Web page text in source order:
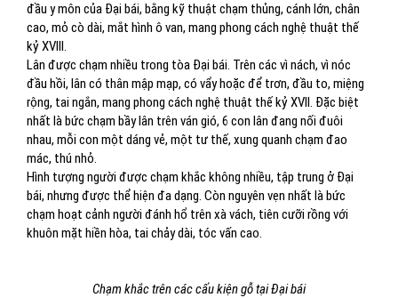
đầu y môn của Đại bái, bằng kỹ thuật chạm thủng, cánh lớn, chân
cao, mỏ cò dài, mắt hình ô van, mang phong cách nghệ thuật thế
kỷ XVIII.
Lân được chạm nhiều trong tòa Đại bái. Trên các vì nách, vì nóc
đầu hồi, lân có thân mập mạp, có vẩy hoặc để trơn, đầu to, miệng
rộng, tai ngắn, mang phong cách nghệ thuật thế kỷ XVII. Đặc biệt
nhất là bức chạm bầy lân trên ván gió, 6 con lân đang nối đuôi
nhau, mỗi con một dáng vẻ, một tư thế, xung quanh chạm đao
mác, thú nhỏ.
Hình tượng người được chạm khắc không nhiều, tập trung ở Đại
bái, nhưng được thể hiện đa dạng. Còn nguyên vẹn nhất là bức
chạm hoạt cảnh người đánh hổ trên xà vách, tiên cưỡi rồng với
khuôn mặt hiền hòa, tai chảy dài, tóc vấn cao.
Chạm khắc trên các cấu kiện gỗ tại Đại bái